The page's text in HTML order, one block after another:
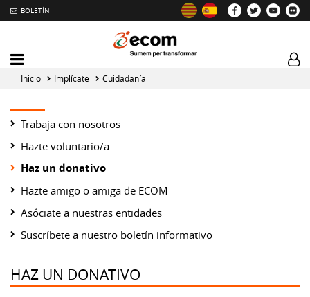
BOLETÍN
Intercambiador
del
menú
principal
Inicio Implícate Cuidadanía
Trabaja con nosotros
Hazte voluntario/a
Haz un donativo
Hazte amigo o amiga de ECOM
Asóciate a nuestras entidades
Suscríbete a nuestro boletín informativo
HAZ UN DONATIVO